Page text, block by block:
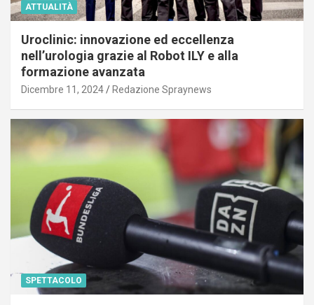
ATTUALITÀ
Uroclinic: innovazione ed eccellenza
nell’urologia grazie al Robot ILY e alla
formazione avanzata
Dicembre 11, 2024 Redazione Spraynews
SPETTACOLO